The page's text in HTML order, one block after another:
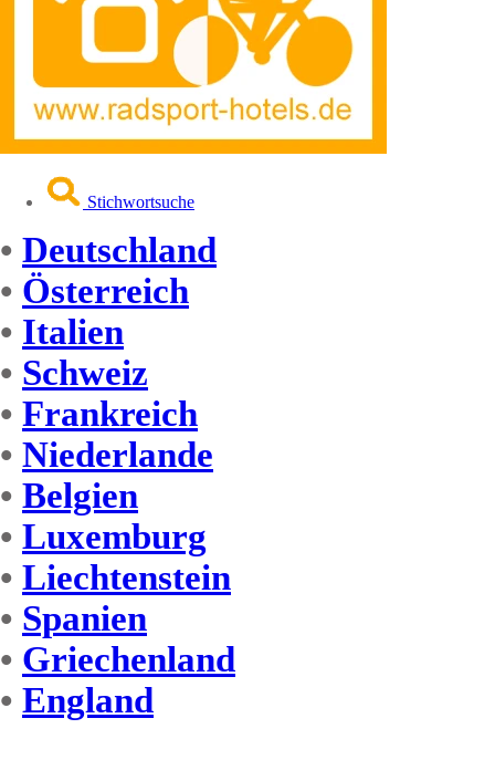
Stichwortsuche
• Deutschland
• Österreich
• Italien
• Schweiz
• Frankreich
• Niederlande
• Belgien
• Luxemburg
• Liechtenstein
• Spanien
• Griechenland
• England